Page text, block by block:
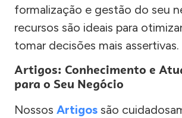
formalização e gestão do seu
recursos são ideais para
tomar decisões mais assertivas.
Artigos: Conhecimento e
para o Seu Negócio
Nossos Artigos são